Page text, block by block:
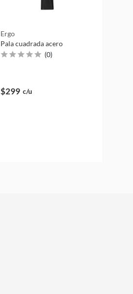
Ergo
Pala cuadrada acero
(0)
$299 c/u